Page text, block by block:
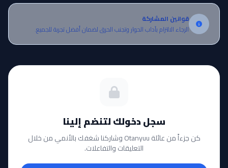
قوانين المشاركة
الرجاء الالتزام بآداب الحوار وتجنب الحرق لضمان أفضل تجربة للجميع.
سجل دخولك لتنضم إلينا
كن جزءاً من عائلة Otanyuu وشاركنا شغفك بالأنمي من خلال
التعليقات والتفاعلات.